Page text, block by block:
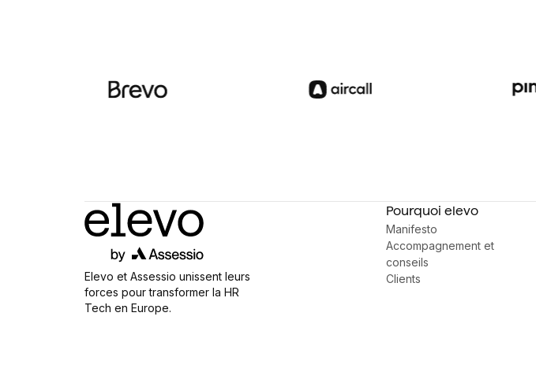
Elevo et Assessio unissent leurs
forces pour transformer la HR
Tech en Europe.
Pourquoi elevo
Manifesto
Accompagnement et
conseils
Clients